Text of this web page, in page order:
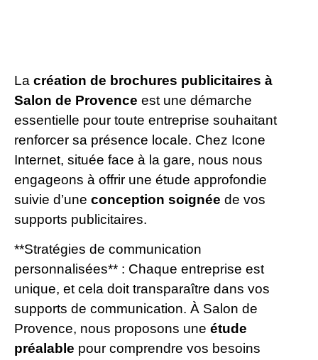
La création de brochures publicitaires à
Salon de Provence est une démarche
essentielle pour toute entreprise souhaitant
renforcer sa présence locale. Chez Icone
Internet, située face à la gare, nous nous
engageons à offrir une étude approfondie
suivie d’une conception soignée de vos
supports publicitaires.
**Stratégies de communication
personnalisées** : Chaque entreprise est
unique, et cela doit transparaître dans vos
supports de communication. À Salon de
Provence, nous proposons une étude
préalable pour comprendre vos besoins